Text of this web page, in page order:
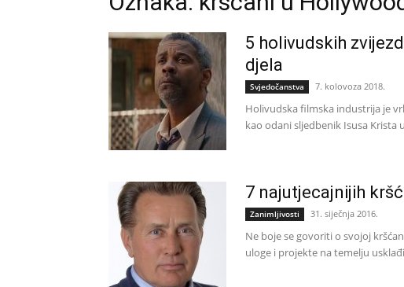
5 holivudskih
djela
Svjedočanstva 7. kolovoza 2018.
Holivudska filmska industrija je
kao odani sljedbenik Isusa
7 najutjecajnijih
Zanimljivosti 31. siječnja 2016.
Ne boje se govoriti o svojoj
uloge i projekte na temelju